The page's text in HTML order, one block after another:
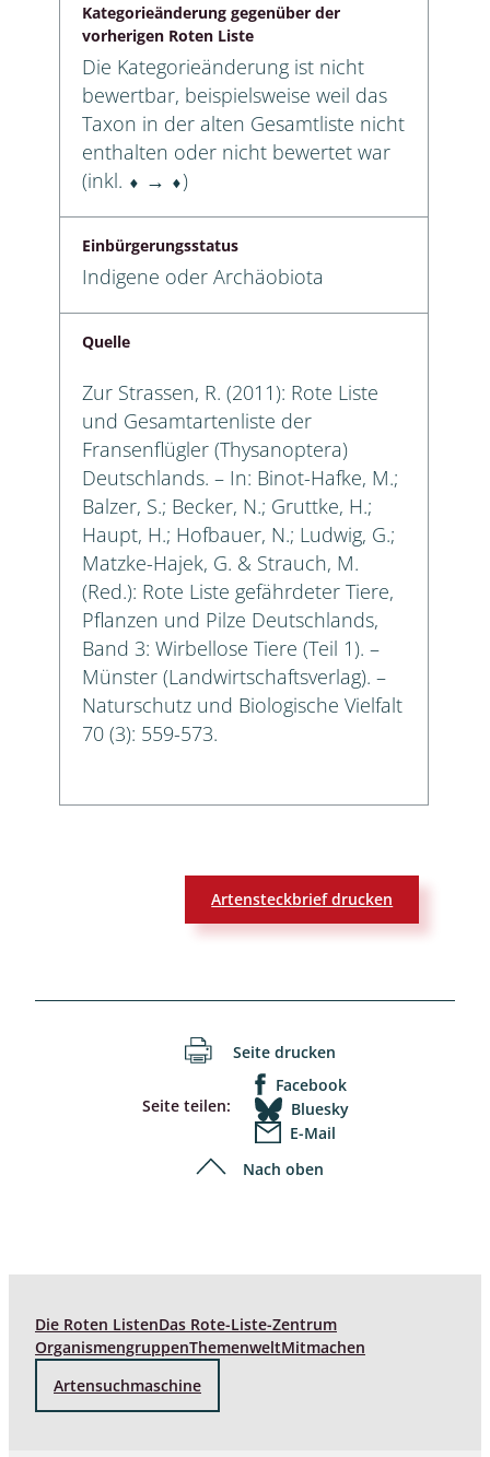
Kategorieänderung gegenüber der
vorherigen Roten Liste
Die Kategorieänderung ist nicht
bewertbar, beispielsweise weil das
Taxon in der alten Gesamtliste nicht
enthalten oder nicht bewertet war
(inkl. ⬧ → ⬧)
Einbürgerungsstatus
Indigene oder Archäobiota
Quelle
Zur Strassen, R. (2011): Rote Liste
und Gesamtartenliste der
Fransenflügler (Thysanoptera)
Deutschlands. – In: Binot-Hafke, M.;
Balzer, S.; Becker, N.; Gruttke, H.;
Haupt, H.; Hofbauer, N.; Ludwig, G.;
Matzke-Hajek, G. & Strauch, M.
(Red.): Rote Liste gefährdeter Tiere,
Pflanzen und Pilze Deutschlands,
Band 3: Wirbellose Tiere (Teil 1). –
Münster (Landwirtschaftsverlag). –
Naturschutz und Biologische Vielfalt
70 (3): 559-573.
Artensteckbrief drucken
Seite drucken
Seite teilen:
Facebook
Bluesky
E-Mail
Nach oben
Die Roten ListenDas Rote-Liste-Zentrum
OrganismengruppenThemenweltMitmachen
Artensuchmaschine